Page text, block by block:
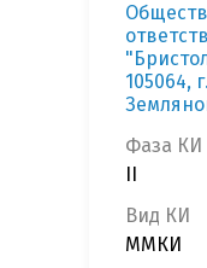
105064,
Фаза КИ
Вид КИ
ММКИ